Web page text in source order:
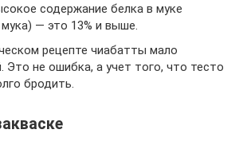
содержание белка в муке
— это 13% и выше.
рецепте чиабатты мало
Это не ошибка, а учет того, что тесто
бродить.